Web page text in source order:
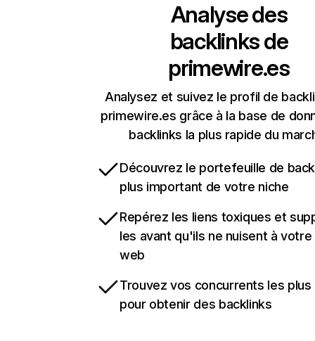
Analyse des
backlinks de
primewire.es
Analysez et suivez le profil de
primewire.es grâce à la base de
backlinks la plus rapide du
Découvrez le portefeuille de
plus important de votre niche
Repérez les liens toxiques et
les avant qu'ils ne nuisent à
web
Trouvez vos concurrents les
pour obtenir des backlinks